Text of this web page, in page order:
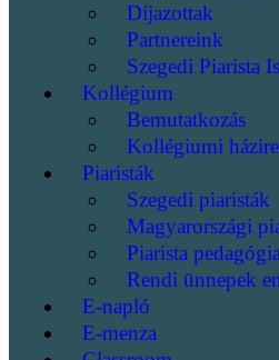
Díjazottak
Partnereink
Szegedi Piarista
Kollégium
Bemutatkozás
Kollégiumi
Piaristák
Szegedi piaristák
Magyarországi
Piarista
Rendi ünnepek
E-napló
E-menza